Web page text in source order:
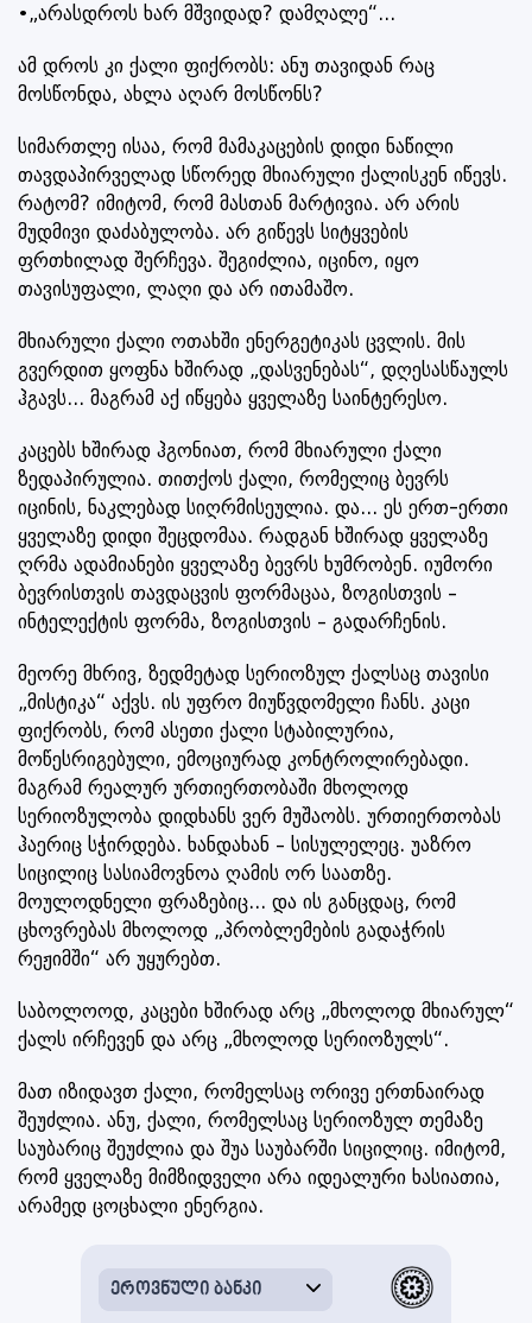
•„არასდროს ხარ მშვიდად? დამღალე“...
ამ დროს კი ქალი ფიქრობს: ანუ თავიდან რაც
მოსწონდა, ახლა აღარ მოსწონს?
სიმართლე ისაა, რომ მამაკაცების დიდი ნაწილი
თავდაპირველად სწორედ მხიარული ქალისკენ იწევს.
რატომ? იმიტომ, რომ მასთან მარტივია. არ არის
მუდმივი დაძაბულობა. არ გიწევს სიტყვების
ფრთხილად შერჩევა. შეგიძლია, იცინო, იყო
თავისუფალი, ლაღი და არ ითამაშო.
მხიარული ქალი ოთახში ენერგეტიკას ცვლის. მის
გვერდით ყოფნა ხშირად „დასვენებას“, დღესასწაულს
ჰგავს... მაგრამ აქ იწყება ყველაზე საინტერესო.
კაცებს ხშირად ჰგონიათ, რომ მხიარული ქალი
ზედაპირულია. თითქოს ქალი, რომელიც ბევრს
იცინის, ნაკლებად სიღრმისეულია. და... ეს ერთ-ერთი
ყველაზე დიდი შეცდომაა. რადგან ხშირად ყველაზე
ღრმა ადამიანები ყველაზე ბევრს ხუმრობენ. იუმორი
ბევრისთვის თავდაცვის ფორმაცაა, ზოგისთვის –
ინტელექტის ფორმა, ზოგისთვის – გადარჩენის.
მეორე მხრივ, ზედმეტად სერიოზულ ქალსაც თავისი
„მისტიკა“ აქვს. ის უფრო მიუწვდომელი ჩანს. კაცი
ფიქრობს, რომ ასეთი ქალი სტაბილურია,
მოწესრიგებული, ემოციურად კონტროლირებადი.
მაგრამ რეალურ ურთიერთობაში მხოლოდ
სერიოზულობა დიდხანს ვერ მუშაობს. ურთიერთობას
ჰაერიც სჭირდება. ხანდახან – სისულელეც. უაზრო
სიცილიც სასიამოვნოა ღამის ორ საათზე.
მოულოდნელი ფრაზებიც... და ის განცდაც, რომ
ცხოვრებას მხოლოდ „პრობლემების გადაჭრის
რეჟიმში“ არ უყურებთ.
საბოლოოდ, კაცები ხშირად არც „მხოლოდ მხიარულ“
ქალს ირჩევენ და არც „მხოლოდ სერიოზულს“.
მათ იზიდავთ ქალი, რომელსაც ორივე ერთნაირად
შეუძლია. ანუ, ქალი, რომელსაც სერიოზულ თემაზე
საუბარიც შეუძლია და შუა საუბარში სიცილიც. იმიტომ,
რომ ყველაზე მიმზიდველი არა იდეალური ხასიათია,
არამედ ცოცხალი ენერგია.